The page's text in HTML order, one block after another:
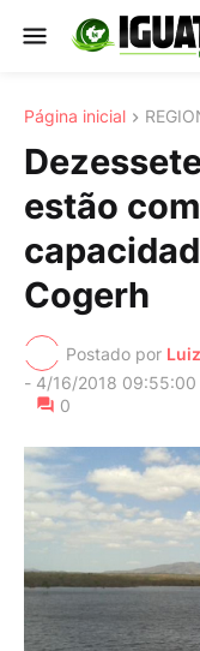
Página inicial
estão
Cogerh
Postado por
- 4/16/2018 09:55:00
0